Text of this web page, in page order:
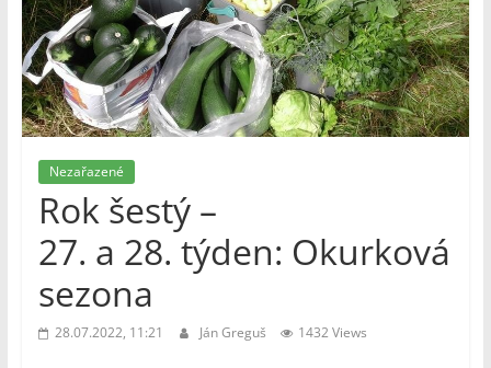
Nezařazené
Rok šestý –
27. a 28. týden: Okurková
sezona
28.07.2022, 11:21 Ján Greguš 1432 Views